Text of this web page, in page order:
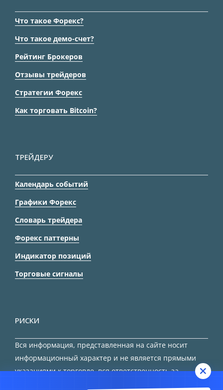
Что такое Форекс?
Что такое демо-счет?
Рейтинг Брокеров
Отзывы трейдеров
Стратегии Форекс
Как торговать Bitcoin?
ТРЕЙДЕРУ
Календарь событий
Графики Форекс
Словарь трейдера
Форекс паттерны
Индикатор позиций
Торговые сигналы
РИСКИ
Вся информация, представленная на сайте носит
информационный характер и не является прямыми
указаниями к торговле, вся ответственность за